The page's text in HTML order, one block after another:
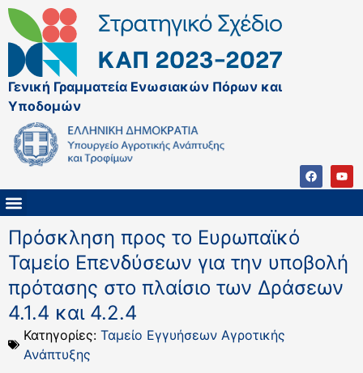
Γενική Γραμματεία Ενωσιακών Πόρων και
Υποδομών
Πρόσκληση προς το Ευρωπαϊκό
Ταμείο Επενδύσεων για την υποβολή
πρότασης στο πλαίσιο των Δράσεων
4.1.4 και 4.2.4
Κατηγορίες: Ταμείο Εγγυήσεων Αγροτικής
Ανάπτυξης